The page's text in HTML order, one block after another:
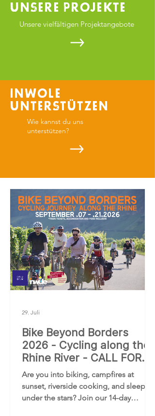
UNSERE PROJEKTE
Unsere vielfältigen Projektangebote
INWOLE
UNTERSTÜTZEN
Wie kannst du uns
unterstützen?
Bike Beyond Borders
2026 - Cycling along the
Rhine River - CALL FOR
PARTICIPANTS
Are you into biking, campfires at
sunset, riverside cooking, and sleeping
under the stars? Join our 14-day
29. Juli